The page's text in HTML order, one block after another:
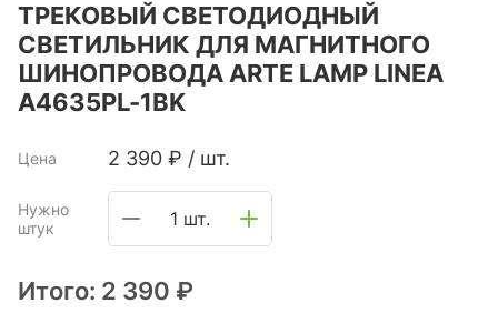
ТРЕКОВЫЙ СВЕТОДИОДНЫЙ
СВЕТИЛЬНИК ДЛЯ МАГНИТНОГО
ШИНОПРОВОДА ARTE LAMP LINEA
A4635PL-1BK
Цена 2 390 ₽ / шт.
Нужно
штук
1 шт.
Итого: 2 390 ₽